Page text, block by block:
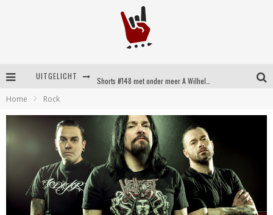
UITGELICHT
Shorts #149 met onder meer No Cure, Eva Under Fire, The Hu en Sleeping With Sirens
Home Rock